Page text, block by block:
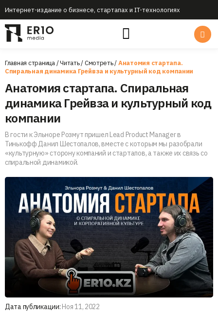
Интернет-издание о бизнесе, стартапах и IT-технологиях
Главная страница/Читать/Смотреть/Анатомия стартапа.
Спиральная динамика Грейвза и культурный код компании
Анатомия стартапа. Спиральная
динамика Грейвза и культурный код
компании
В гости к Эльноре Розмут пришел Lead Product Manager в
Тинькофф Данил Шестопалов, вместе с которым мы разобрали
«культурную» сторону компаний и стартапов, а также их связь со
спиральной динамикой.
Дата публикации: Ноя 11, 2022